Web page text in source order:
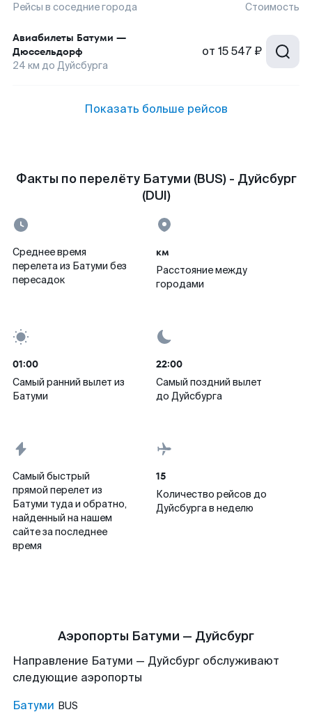
Рейсы в соседние города Стоимость
Авиабилеты Батуми —
Дюссельдорф
24 км до Дуйсбурга
от 15 547 ₽
Показать больше рейсов
Факты по перелёту Батуми (BUS) - Дуйсбург
(DUI)
Среднее время
перелета из Батуми без
пересадок
км
Расстояние между
городами
01:00
Самый ранний вылет из
Батуми
22:00
Самый поздний вылет
до Дуйсбурга
Самый быстрый
прямой перелет из
Батуми туда и обратно,
найденный на нашем
сайте за последнее
время
15
Количество рейсов до
Дуйсбурга в неделю
Аэропорты Батуми — Дуйсбург
Направление Батуми — Дуйсбург обслуживают
следующие аэропорты
Батуми BUS